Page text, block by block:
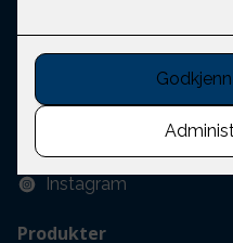
Cookie policy
Følg oss
Instagram
Produkter